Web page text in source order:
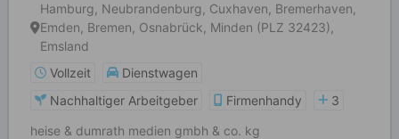
Hamburg, Neubrandenburg, Cuxhaven, Bremerhaven,
Emden, Bremen, Osnabrück, Minden (PLZ 32423),
Emsland
Vollzeit
Dienstwagen
Nachhaltiger Arbeitgeber
Firmenhandy
3
heise & dumrath medien gmbh & co. kg